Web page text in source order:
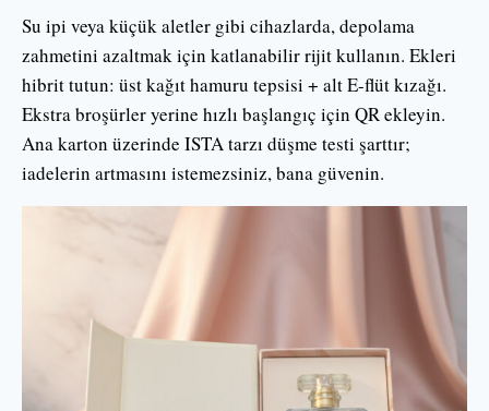
Su ipi veya küçük aletler gibi cihazlarda, depolama
zahmetini azaltmak için katlanabilir rijit kullanın. Ekleri
hibrit tutun: üst kağıt hamuru tepsisi + alt E-flüt kızağı.
Ekstra broşürler yerine hızlı başlangıç için QR ekleyin.
Ana karton üzerinde ISTA tarzı düşme testi şarttır;
iadelerin artmasını istemezsiniz, bana güvenin.